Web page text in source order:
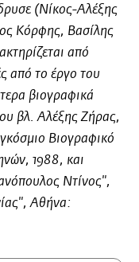
(Νίκος-Αλέξης
Κόρφης, Βασίλης
από
από το έργο του
βιογραφικά
βλ. Αλέξης Ζήρας,
Βιογραφικό
1988, και
Ντίνος",
Αθήνα: